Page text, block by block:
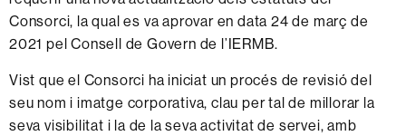
Consorci, la qual es va aprovar en data 24 de març de
2021 pel Consell de Govern de l’IERMB.
Vist que el Consorci ha iniciat un procés de revisió del
seu nom i imatge corporativa, clau per tal de millorar la
seva visibilitat i la de la seva activitat de servei, amb